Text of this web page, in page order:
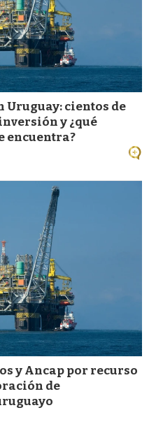
Uruguay: cientos de
y ¿qué
encuentra?
y Ancap por recurso
de